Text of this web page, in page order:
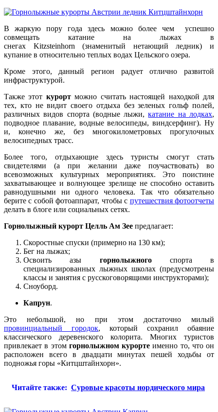
В жаркую пору года здесь можно более чем успешно
совмещать катание на лыжах в
снегах Kitzsteinhorn (знаменитый нетающий ледник) и
купание в относительно теплых водах Цельского озера.
Кроме этого, данный регион радует отлично развитой
инфраструктурой.
Также этот курортможно считать настоящей находкой для
тех, кто не видит своего отдыха без зеленых гольф полей,
различных видов спорта (водные лыжи,катание на лодках,
подводное плавание, водные велосипеды, виндсерфинг). Ну
и, конечно же, без многокилометровых прогулочных
велосипедных трасс.
Более того, отдыхающие здесь туристы смогут стать
свидетелями (а при желании даже поучаствовать) во
всевозможных культурных мероприятиях. Это поистине
захватывающее и волнующее зрелище не способно оставить
равнодушными ни одного человека. Так что обязательно
берите с собой фотоаппарат, чтобы с путешествия фотоотчеты
делать в блоге или социальных сетях.
Горнолыжный курорт Целль Ам Зее предлагает:
Скоростные спуски (примерно на 130 км);
Бег на лыжах;
Освоить азы горнолыжногоспорта в
специализированных лыжных школах (предусмотрены
классы и занятия с русскоговорящими инструкторами);
Сноуборд.
Капрун.
Это небольшой, но при этом достаточно милый
провинциальный городок, который сохранил обаяние
классического деревенского колорита. Многих туристов
привлекает в этом горнолыжном курорте именно то, что он
расположен всего в двадцати минутах пешей ходьбы от
подножья горы «Китцштайнхорн».
Читайте также: Суровые красоты нордического мира